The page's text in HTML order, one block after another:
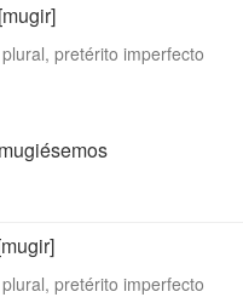
pretérito imperfecto
pretérito imperfecto